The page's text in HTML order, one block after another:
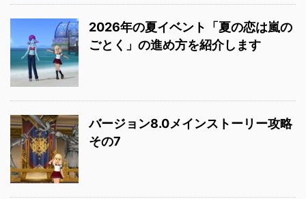
2026年の夏イベント「夏の恋は嵐の
ごとく」の進め方を紹介します
バージョン8.0メインストーリー攻略
その7